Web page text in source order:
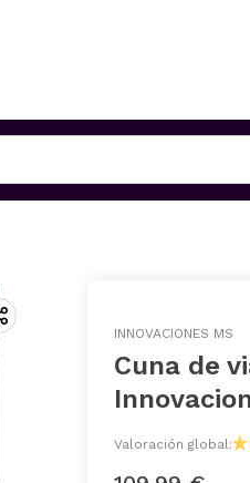
INNOVACIONES MS
Cuna de
Valoración global: